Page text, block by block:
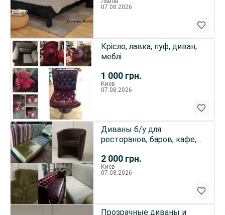
07.08.2026
1 000 грн.
Крісло, лавка, пуф, диван,
меблі
Киев
07.08.2026
2 000 грн.
Диваны б/у для
ресторанов, баров, кафе,
Киев
07.08.2026
Прозрачные диваны и